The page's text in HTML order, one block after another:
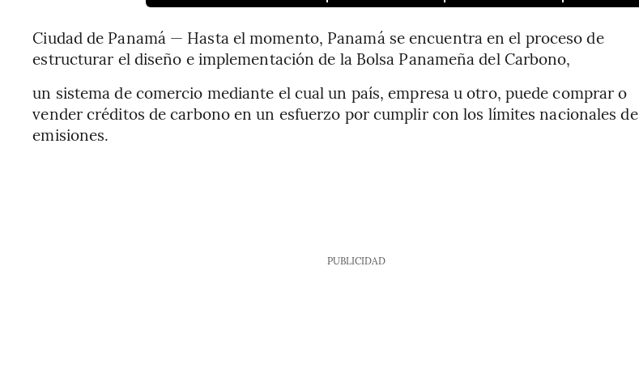
Ciudad de Panamá — Hasta el momento, Panamá se encuentra en el proceso de
estructurar el diseño e implementación de la Bolsa Panameña del Carbono,
un sistema de comercio mediante el cual un país, empresa u otro, puede comprar o
vender créditos de carbono en un esfuerzo por cumplir con los límites nacionales de
emisiones.
PUBLICIDAD